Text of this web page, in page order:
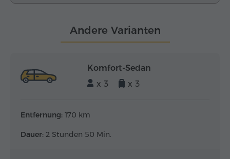
Andere Varianten
Komfort-Sedan
x 3
x 3
Entfernung: 170 km
Dauer: 2 Stunden 50 Min.